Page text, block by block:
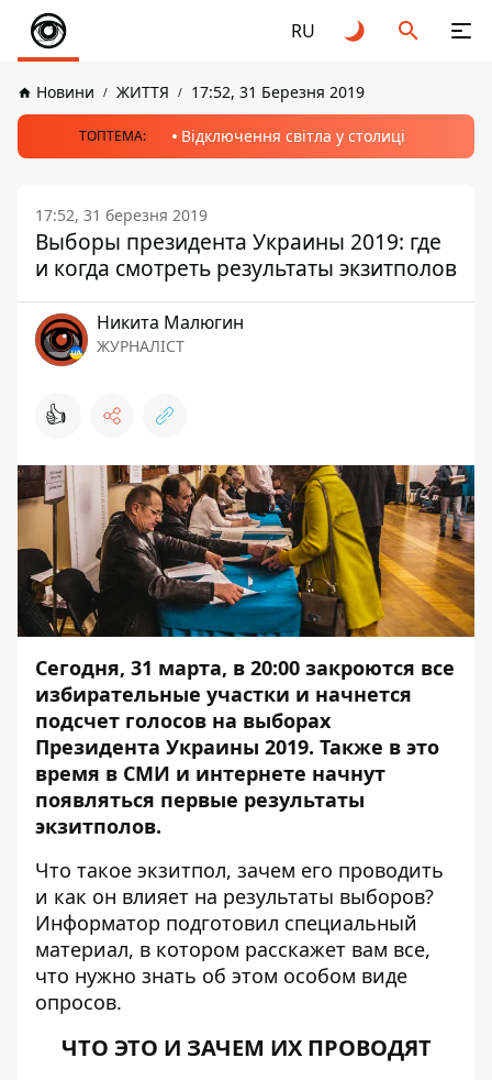
RU
Новини ЖИТТЯ 17:52, 31 Березня 2019
ТОПТЕМА: Відключення світла у столиці
17:52, 31 березня 2019
Выборы президента Украины 2019: где
и когда смотреть результаты экзитполов
Никита Малюгин
ЖУРНАЛІСТ
👍
Сегодня, 31 марта, в 20:00 закроются все
избирательные участки и начнется
подсчет голосов на выборах
Президента Украины 2019. Также в это
время в СМИ и интернете начнут
появляться первые результаты
экзитполов.
Что такое экзитпол, зачем его проводить
и как он влияет на результаты выборов?
Информатор подготовил специальный
материал, в котором расскажет вам все,
что нужно знать об этом особом виде
опросов.
ЧТО ЭТО И ЗАЧЕМ ИХ ПРОВОДЯТ